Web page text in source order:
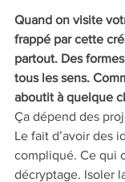
Quand on visite
frappé par cette
partout. Des
tous les sens.
aboutit à quelque
Ça dépend des
Le fait d’avoir des
compliqué. Ce qui
décryptage. Isoler